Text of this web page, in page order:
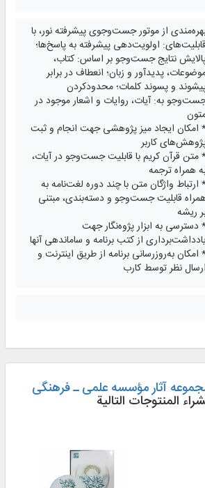
از موتور جست‌وجوی پیشرفته نور، با
قابلیت‌های: اولویت‌دهی پیشرفته به پاسخ‌ها؛
نتایج جست‌وجو بر اساس: کتاب،
پدیدآور و زبان؛ انعطاف در برابر
و پسوند کلمات؛ محدودکردن
به: آیات، روایات و اشعار موجود در
امکان ایجاد میز پژوهشی جهت انجام و ثبت
کاربر
متن قرآن کریم با قابلیت جست‌وجو در آیات،
همراه ترجمه
ارتباط واژگان متن با چند دوره لغت‌نامه به
قابلیت جست‌وجو و دسته‌بندی، مبتنی
ریشه
دسترسی به ابزار پژوه‌نگار جهت
از کتب برنامه و ساماندهی آنها
امکان به‌روزرسانی برنامه از طریق اینترنت و
ارسال نظر توسط کارب
آثار مؤسسه علمی ـ فرهنگی
المنتوجات التالية